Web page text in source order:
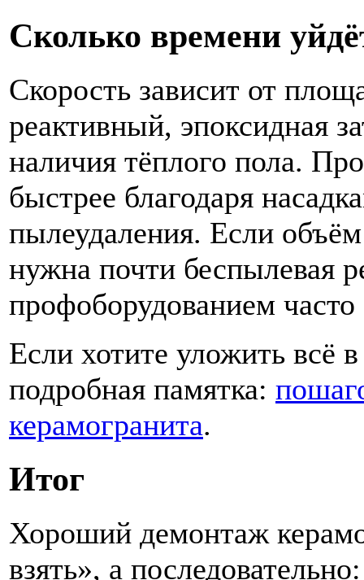
Сколько времени
Скорость зависит от
реактивный, эпоксидная
наличия тёплого пола.
быстрее благодаря
пылеудаления. Если
нужна почти беспылевая
профоборудованием
Если хотите уложить всё
подробная памятка:
керамогранита.
Итог
Хороший демонтаж
взять», а